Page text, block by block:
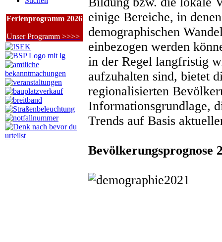
Ferienprogramm 2026
Unser Programm >>>>
einige Bereiche, in
demographischen
einbezogen werden
in der Regel langfristig
aufzuhalten sind, bietet
regionalisierten
Informationsgrundlage,
Trends auf Basis
Bevölkerungsprognose